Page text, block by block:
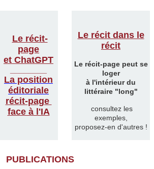
Le récit-
page
et ChatGPT
La position
éditoriale
récit-page
face à l'IA
Le récit dans le
récit
Le récit-page peut se
loger
à l'intérieur du
littéraire "long"
consultez les
exemples,
proposez-en d'autres !
PUBLICATIONS